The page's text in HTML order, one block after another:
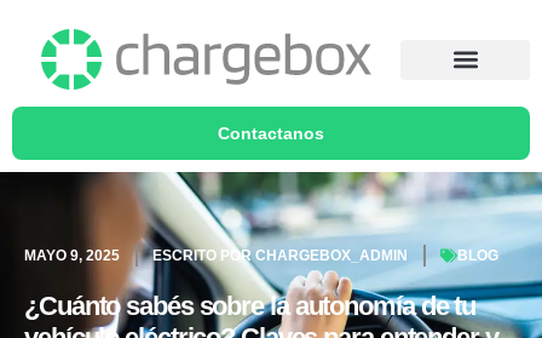
Contactanos
MAYO 9, 2025 ESCRITO PORCHARGEBOX_ADMIN BLOG
¿Cuánto sabés sobre la autonomía de tu